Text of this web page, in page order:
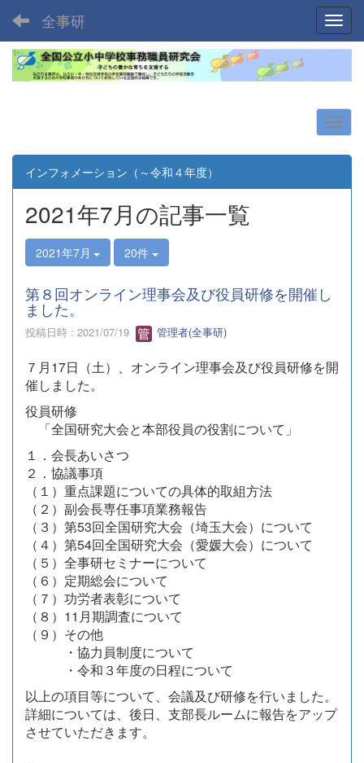
全事研
インフォメーション（～令和４年度）
2021年7月の記事一覧
2021年7月 20件
第８回オンライン理事会及び役員研修を開催し
ました。
投稿日時 : 2021/07/19 管理者(全事研)
７月17日（土）、オンライン理事会及び役員研修を開
催しました。
役員研修
「全国研究大会と本部役員の役割について」
１．会長あいさつ
２．協議事項
（１）重点課題についての具体的取組方法
（２）副会長専任事項業務報告
（３）第53回全国研究大会（埼玉大会）について
（４）第54回全国研究大会（愛媛大会）について
（５）全事研セミナーについて
（６）定期総会について
（７）功労者表彰について
（８）11月期調査について
（９）その他
・協力員制度について
・令和３年度の日程について
以上の項目等について、会議及び研修を行いました。
詳細については、後日、支部長ルームに報告をアップ
させていただきます。